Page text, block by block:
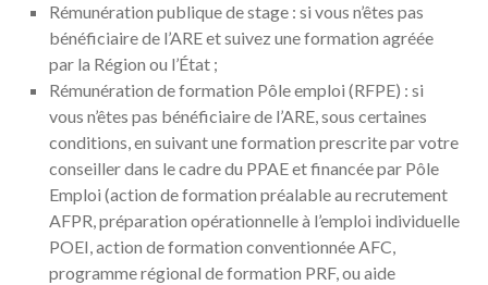
Rémunération publique de stage : si vous n’êtes pas
bénéficiaire de l’ARE et suivez une formation agréée
par la Région ou l’État ;
Rémunération de formation Pôle emploi (RFPE) : si
vous n’êtes pas bénéficiaire de l’ARE, sous certaines
conditions, en suivant une formation prescrite par votre
conseiller dans le cadre du PPAE et financée par Pôle
Emploi (action de formation préalable au recrutement
AFPR, préparation opérationnelle à l’emploi individuelle
POEI, action de formation conventionnée AFC,
programme régional de formation PRF, ou aide